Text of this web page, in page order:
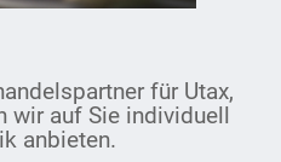
für Utax,
wir auf Sie individuell
anbieten.